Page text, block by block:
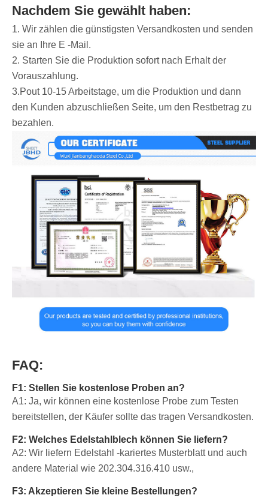
Nachdem Sie gewählt haben:
1. Wir zählen die günstigsten Versandkosten und senden
sie an Ihre E -Mail.
2. Starten Sie die Produktion sofort nach Erhalt der
Vorauszahlung.
3.Pout 10-15 Arbeitstage, um die Produktion und dann
den Kunden abzuschließen Seite, um den Restbetrag zu
bezahlen.
FAQ:
F1: Stellen Sie kostenlose Proben an?
A1: Ja, wir können eine kostenlose Probe zum Testen
bereitstellen, der Käufer sollte das tragen Versandkosten.
F2: Welches Edelstahlblech können Sie liefern?
A2: Wir liefern Edelstahl -kariertes Musterblatt und auch
andere Material wie 202.304.316.410 usw.,
F3: Akzeptieren Sie kleine Bestellungen?